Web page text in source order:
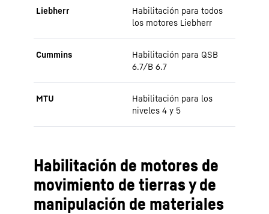
Liebherr
Habilitación para todos
los motores Liebherr
Cummins
Habilitación para QSB
6.7/B 6.7
MTU
Habilitación para los
niveles 4 y 5
Habilitación de motores de
movimiento de tierras y de
manipulación de materiales